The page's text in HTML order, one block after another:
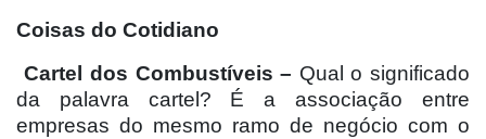
Coisas do Cotidiano
Cartel dos Combustíveis – Qual o significado
da palavra cartel? É a associação entre
empresas do mesmo ramo de negócio com o